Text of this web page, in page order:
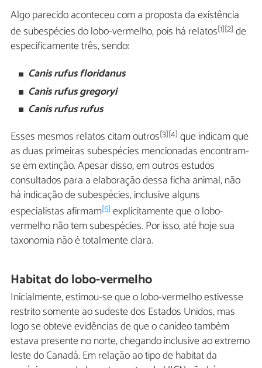
Algo parecido aconteceu com a proposta da existência
de subespécies do lobo-vermelho, pois há relatos[1][2] de
especificamente três, sendo:
Canis rufus floridanus
Canis rufus gregoryi
Canis rufus rufus
Esses mesmos relatos citam outros[3][4] que indicam que
as duas primeiras subespécies mencionadas encontram-
se em extinção. Apesar disso, em outros estudos
consultados para a elaboração dessa ficha animal, não
há indicação de subespécies, inclusive alguns
especialistas afirmam[5] explicitamente que o lobo-
vermelho não tem subespécies. Por isso, até hoje sua
taxonomia não é totalmente clara.
Habitat do lobo-vermelho
Inicialmente, estimou-se que o lobo-vermelho estivesse
restrito somente ao sudeste dos Estados Unidos, mas
logo se obteve evidências de que o canídeo também
estava presente no norte, chegando inclusive ao extremo
leste do Canadá. Em relação ao tipo de habitat da